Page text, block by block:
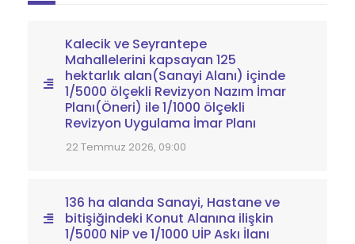
Kalecik ve Seyrantepe
Mahallelerini kapsayan 125
hektarlık alan(Sanayi Alanı) içinde
1/5000 ölçekli Revizyon Nazım İmar
Planı(Öneri) ile 1/1000 ölçekli
Revizyon Uygulama İmar Planı
22 Temmuz 2026, 09:00
136 ha alanda Sanayi, Hastane ve
bitişiğindeki Konut Alanına ilişkin
1/5000 NİP ve 1/1000 UİP Askı İlanı